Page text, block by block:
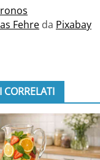
Fehre da Pixabay
CORRELATI